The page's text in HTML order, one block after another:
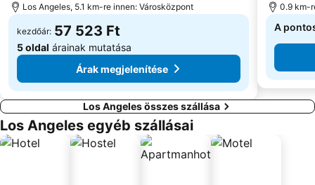
Los Angeles, 5.1 km-re innen: Városközpont
kezdőár: 57 523 Ft
5 oldal árainak mutatása
Árak megjelenítése
0.9 km-
A
Los Angeles összes szállása
Los Angeles egyéb szállásai